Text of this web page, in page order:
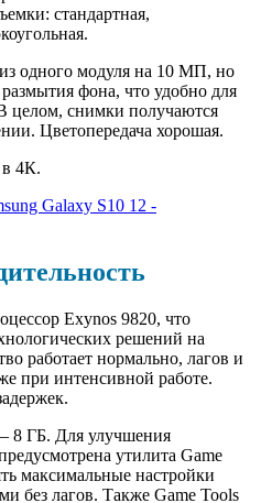
стандартная,
одного модуля на 10 МП, но
фона, что удобно для
целом, снимки получаются
Цветопередача хорошая.
в 4К.
Exynos 9820, что
решений на
работает нормально, лагов и
при интенсивной работе.
8 ГБ. Для улучшения
утилита Game
максимальные настройки
без лагов. Также Game Tools